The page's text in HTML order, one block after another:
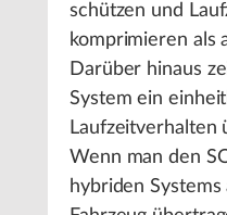
schützen und
komprimieren als
Darüber hinaus
System ein
Laufzeitverhalten
Wenn man den
hybriden Systems